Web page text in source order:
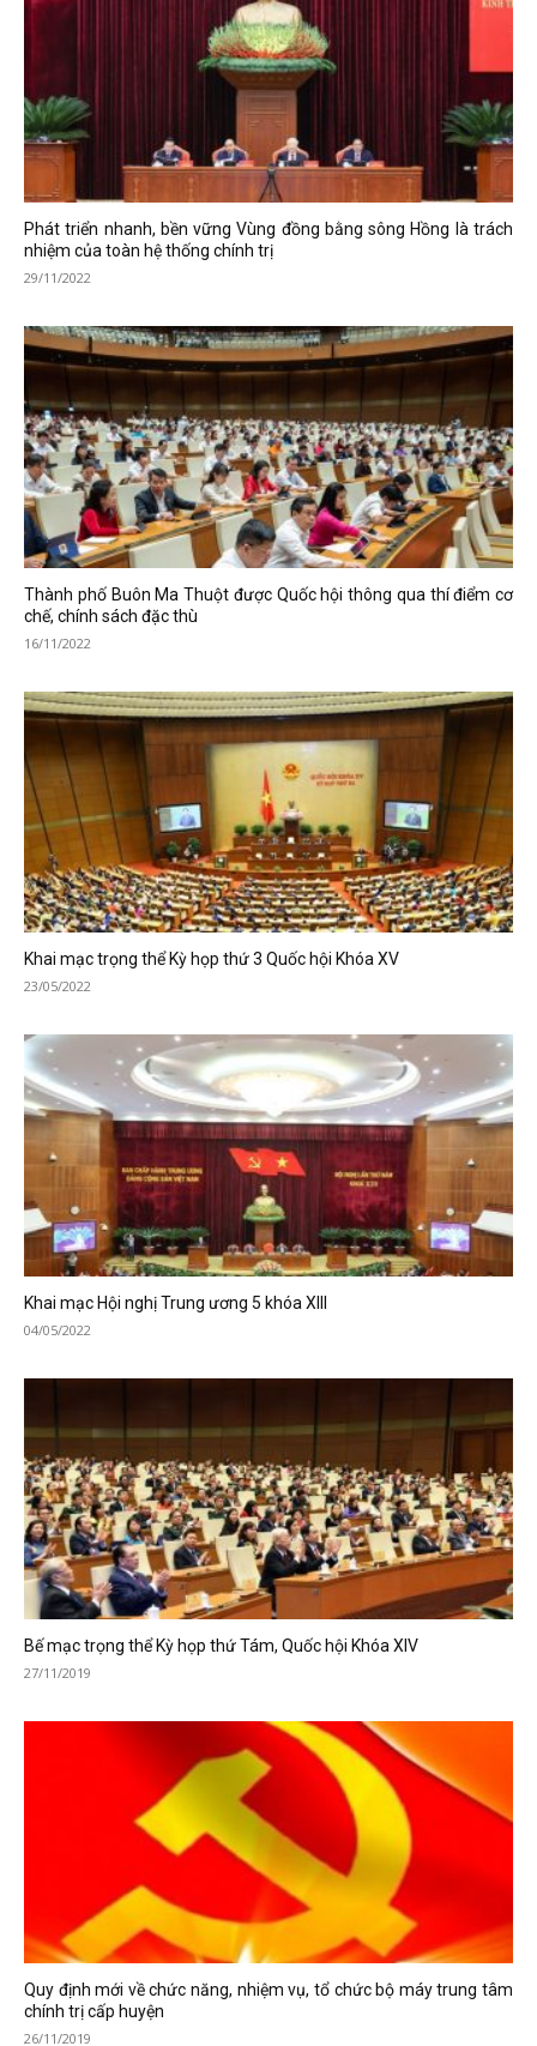
Phát triển nhanh, bền vững Vùng đồng bằng sông Hồng là trách
nhiệm của toàn hệ thống chính trị
29/11/2022
Thành phố Buôn Ma Thuột được Quốc hội thông qua thí điểm cơ
chế, chính sách đặc thù
16/11/2022
Khai mạc trọng thể Kỳ họp thứ 3 Quốc hội Khóa XV
23/05/2022
Khai mạc Hội nghị Trung ương 5 khóa XIII
04/05/2022
Bế mạc trọng thể Kỳ họp thứ Tám, Quốc hội Khóa XIV
27/11/2019
Quy định mới về chức năng, nhiệm vụ, tổ chức bộ máy trung tâm
chính trị cấp huyện
26/11/2019